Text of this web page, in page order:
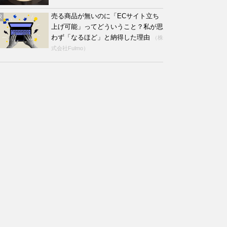
売る商品が無いのに「ECサイト立ち
上げ可能」ってどういうこと？私が思
わず「なるほど」と納得した理由
（株
式会社Fulmo）